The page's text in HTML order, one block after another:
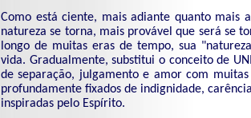
Como está ciente, mais adiante quanto mais
natureza se torna, mais provável que será se
longo de muitas eras de tempo, sua
vida. Gradualmente, substitui o conceito de
de separação, julgamento e amor com
profundamente fixados de indignidade,
inspiradas pelo Espírito.